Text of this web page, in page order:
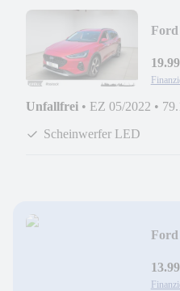
Ford
Unfallfrei • EZ 05/2022 •
Scheinwerfer LED
Ford